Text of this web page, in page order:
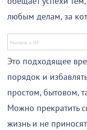
любым делам, за
Это подходящее
порядок и
простом, бытовом,
Можно прекратить
жизнь и не